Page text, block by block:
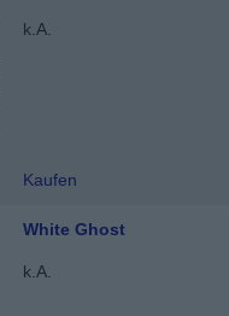
k.A.
Kaufen
White Ghost
k.A.